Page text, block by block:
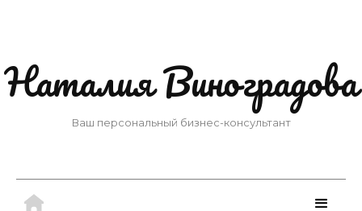
Наталия Виноградова
Ваш персональный бизнес-консультант